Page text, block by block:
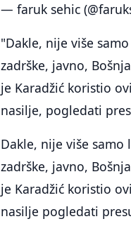
— faruk sehic
"Dakle, nije više
zadrške, javno,
je Karadžić koristio
nasilje, pogledati
Dakle, nije više samo
zadrške, javno,
je Karadžić koristio
nasilje pogledati